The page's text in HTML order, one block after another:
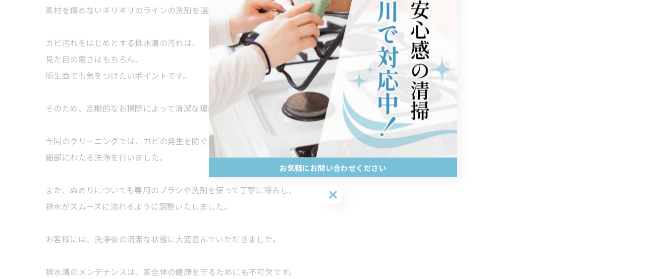
素材を傷めないギリギリのラインの洗剤を選択しました。
カビ汚れをはじめとする排水溝の汚れは、
見た目の悪さはもちろん、
衛生面でも気をつけたいポイントです。
そのため、定期的なお掃除によって清潔な環境を保つことが重要です。
今回のクリーニングでは、カビの発生を防ぐための専用のクリーナーを使用し、
細部にわたる洗浄を行いました。
また、ぬめりについても専用のブラシや洗剤を使って丁寧に除去し、
排水がスムーズに流れるように調整いたしました。
お客様には、洗浄後の清潔な状態に大変喜んでいただきました。
排水溝のメンテナンスは、家全体の健康を守るためにも不可欠です。
お気軽にお問い合わせください
お気軽にお問い合わせください